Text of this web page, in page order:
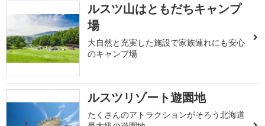
ルスツ山はともだちキャンプ
場
大自然と充実した施設で家族連れにも安心
のキャンプ場
ルスツリゾート遊園地
たくさんのアトラクションがそろう北海道